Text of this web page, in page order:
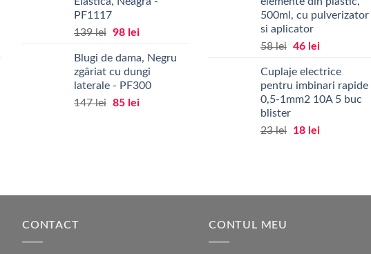
PF1117
139lei Prețul
a
fost:
139 lei.
98 leiPrețul
este:
98 lei.
Blugi de dama, Negru
zgâriat cu dungi
laterale - PF300
147lei Prețul
85 leiPrețul
500ml, cu pulverizator
si aplicator
58lei Prețul
a
fost:
58 lei.
46 leiPrețul
este:
46 lei.
Cuplaje electrice
pentru imbinari rapide
0,5-1mm2 10A 5 buc
blister
23lei
Prețul
18 leiPrețul
CONTACT CONTUL MEU